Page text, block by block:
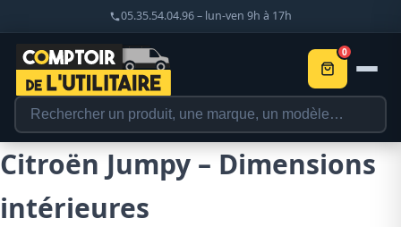
05.35.54.04.96 – lun-ven 9h à 17h
0
Citroën Jumpy – Dimensions
intérieures